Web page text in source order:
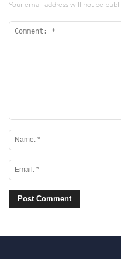
Your email address will not be